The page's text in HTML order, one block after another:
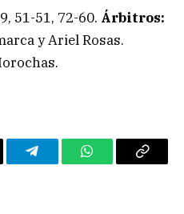
51-51, 72-60. Árbitros:
y Ariel Rosas.
TelegramWhatsAppCopy